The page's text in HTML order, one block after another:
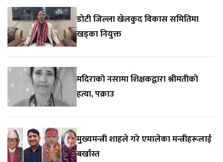
डाेटी जिल्ला खेलकुद विकास समितिमा
खड्का नियुक्त
मदिराको नसामा शिक्षकद्वारा श्रीमतीको
हत्या, पक्राउ
मुख्यमन्त्री शाहले गरे एमालेका मन्त्रीहरूलाई
बर्खास्त